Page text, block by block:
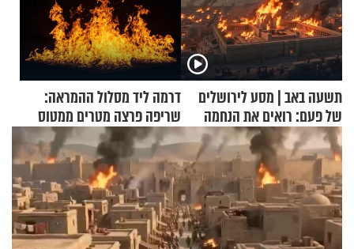
תשעה באב | מסע לירושלים
של פעם: רואים את הנחמה
דרמה ליד מסלול ההמראה:
שריפה פרצה מטרים ממטוס
מלא בנוסעים